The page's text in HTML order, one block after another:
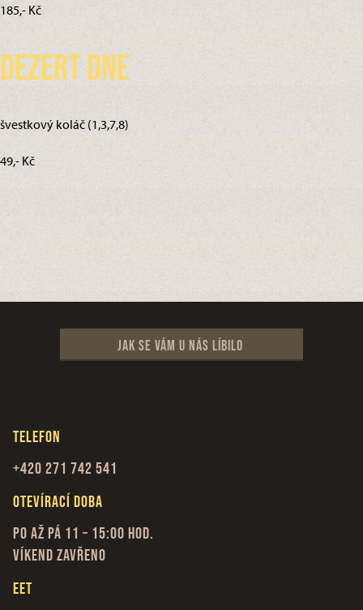
185,- Kč
Dezert dne
švestkový koláč (1,3,7,8)
49,- Kč
Jak se vám u nás líbilo
Telefon
+420 271 742 541
Otevírací doba
Po až Pá 11 – 15:00 hod.
Víkend zavřeno
EET